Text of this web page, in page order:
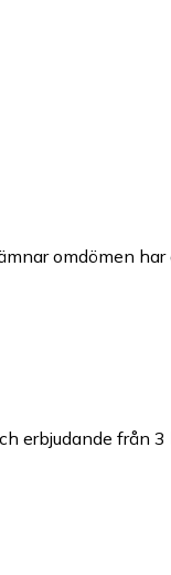
omdömen
erbjudande från 3